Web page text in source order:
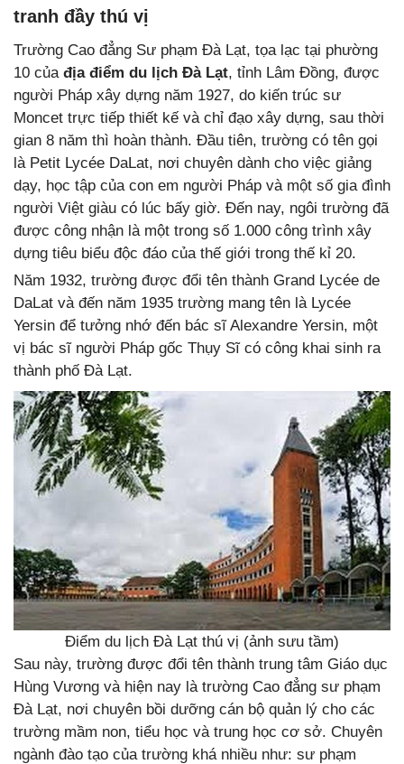
tranh đầy thú vị
Trường Cao đẳng Sư phạm Đà Lạt, tọa lạc tại phường
10 của địa điểm du lịch Đà Lạt, tỉnh Lâm Đồng, được
người Pháp xây dựng năm 1927, do kiến trúc sư
Moncet trực tiếp thiết kế và chỉ đạo xây dựng, sau thời
gian 8 năm thì hoàn thành. Đầu tiên, trường có tên gọi
là Petit Lycée DaLat, nơi chuyên dành cho việc giảng
dạy, học tập của con em người Pháp và một số gia đình
người Việt giàu có lúc bấy giờ. Đến nay, ngôi trường đã
được công nhận là một trong số 1.000 công trình xây
dựng tiêu biểu độc đáo của thế giới trong thế kỉ 20.
Năm 1932, trường được đổi tên thành Grand Lycée de
DaLat và đến năm 1935 trường mang tên là Lycée
Yersin để tưởng nhớ đến bác sĩ Alexandre Yersin, một
vị bác sĩ người Pháp gốc Thụy Sĩ có công khai sinh ra
thành phố Đà Lạt.
Điểm du lịch Đà Lạt thú vị (ảnh sưu tầm)
Sau này, trường được đổi tên thành trung tâm Giáo dục
Hùng Vương và hiện nay là trường Cao đẳng sư phạm
Đà Lạt, nơi chuyên bồi dưỡng cán bộ quản lý cho các
trường mầm non, tiểu học và trung học cơ sở. Chuyên
ngành đào tạo của trường khá nhiều như: sư phạm